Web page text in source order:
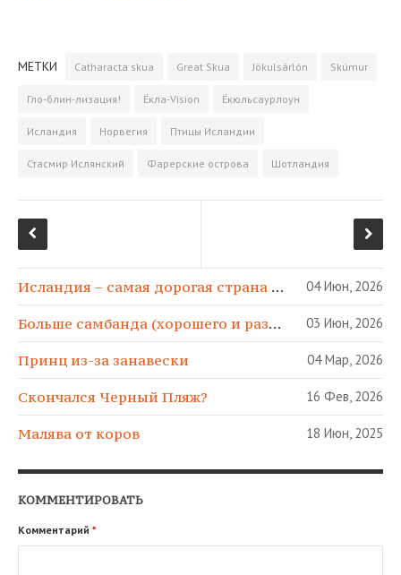
b
o
k
g
m
t
l
s
i
р
а
в
и
ь
МЕТКИ Catharacta skua Great Skua Jökulsárlón Skúmur
Гло-блин-лизация! Ёкла-Vision Ёкюльсаурлоун
Исландия Норвегия Птицы Исландии
Стасмир Ислянский Фарерские острова Шотландия
Исландия – самая дорогая страна в МИРЕ! 04 Июн, 2026
Больше самбанда (хорошего и разного)! 03 Июн, 2026
Принц из-за занавески 04 Мар, 2026
Скончался Черный Пляж? 16 Фев, 2026
Малява от коров 18 Июн, 2025
КОММЕНТИРОВАТЬ
Комментарий *